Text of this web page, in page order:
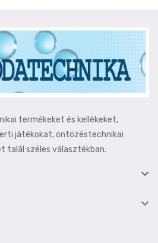
termékeket és kellékeket,
játékokat, öntözéstechnikai
talál széles választékban.

